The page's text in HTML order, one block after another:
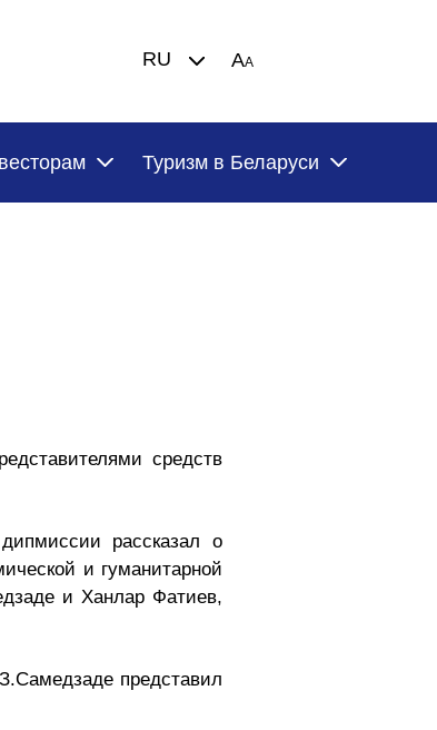
RU AA
Туризм в Беларуси
средств
рассказал о
и гуманитарной
и Ханлар Фатиев,
представил